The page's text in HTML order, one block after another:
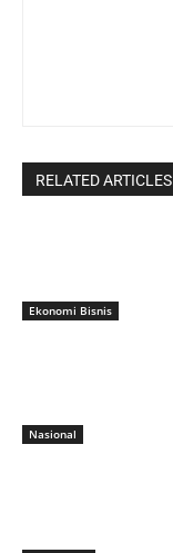
RELATED ARTICLES
Ekonomi Bisnis
Nasional